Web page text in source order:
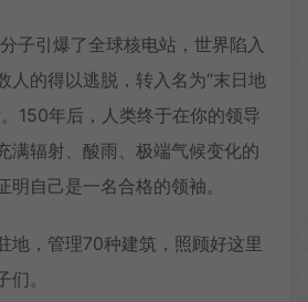
子引爆了全球核电站，世界陷入
人的得以逃脱，转入名为“末日地
150年后，人类终于在你的领导
满辐射、酸雨、极端气候变化的
明自己是一名合格的领袖。
地，管理70种建筑，照顾好这里
。